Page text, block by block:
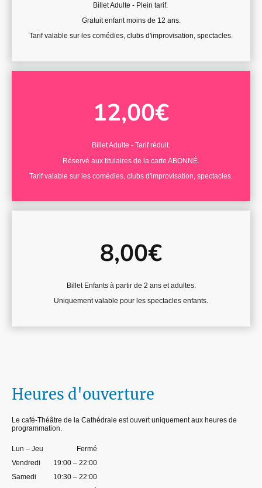
Billet Adulte - Plein tarif.
Gratuit enfant moins de 12 ans.
Tarif valable sur les comédies, clubs d'improvisation, spectacles.
12,00€
Billet Adulte - Tarif réduit.
Réservé aux titulaires de la carte ABONNÉ.
Tarif valable sur les comédies, clubs d'improvisation, spectacles.
8,00€
Billet Enfants à partir de 2 ans et adultes.
Uniquement valable pour les spectacles enfants.
Heures d'ouverture
Le café-Théâtre de la Cathédrale est ouvert uniquement aux heures de
programmation.
Lun – Jeu
Fermé
Vendredi
19:00 – 22:00
Samedi
10:30 – 22:00